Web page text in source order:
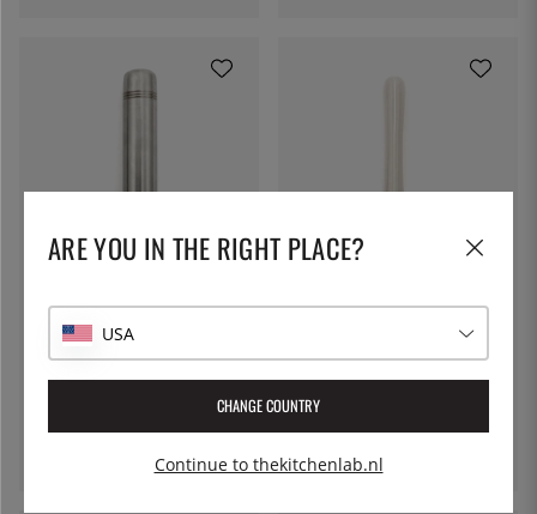
BONZER
Modder - Bonzer
€ 21
ARE YOU IN THE RIGHT PLACE?
USA
CHANGE COUNTRY
Continue to thekitchenlab.nl